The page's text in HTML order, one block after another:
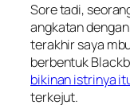
Sore tadi,
angkatan
terakhir saya
berbentuk
bikinan istrinya
terkejut.